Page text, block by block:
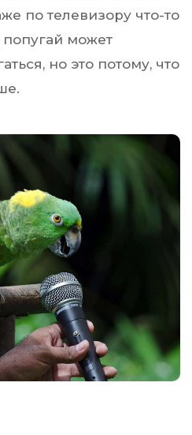
по телевизору что-то
попугай может
но это потому, что